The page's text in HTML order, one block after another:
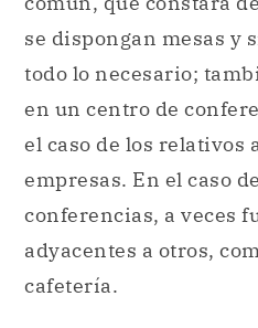
se dispongan mesas y
todo lo necesario;
en un centro de
el caso de los relativos
empresas. En el caso
conferencias, a veces
adyacentes a otros,
cafetería.